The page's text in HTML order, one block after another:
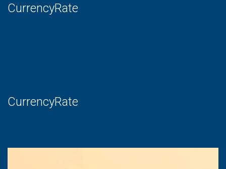
CurrencyRate
CurrencyRate